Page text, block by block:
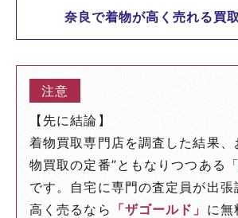
奈良で着物が高く売れる買
【先に結論】
着物買取専門店を調査した結果、
物買取の定番”ともなりつつある「
です。自宅に専門の査定員が出張
高く売るなら 「ザゴールド」 に無